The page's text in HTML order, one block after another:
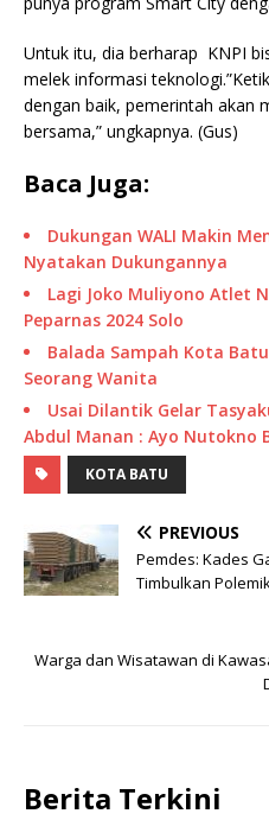
Untuk itu, dia berharap KNPI
melek informasi
dengan baik, pemerintah akan
bersama,” ungkapnya. (Gus)
Baca Juga:
Dukungan WALI Makin
Nyatakan Dukungannya
Lagi Joko Muliyono Atlet
Peparnas 2024 Solo
Balada Sampah Kota
Seorang Wanita
Usai Dilantik Gelar
Abdul Manan : Ayo Nutokno
KOTA BATU
PREVIOUS
Pemdes: Kades
Timbulkan
Warga dan Wisatawan di
Berita Terkini